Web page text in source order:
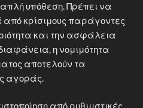
υπόθεση. Πρέπει να
κρίσιμους παράγοντες
και την ασφάλεια
η νομιμότητα
αποτελούν τα
αγοράς.